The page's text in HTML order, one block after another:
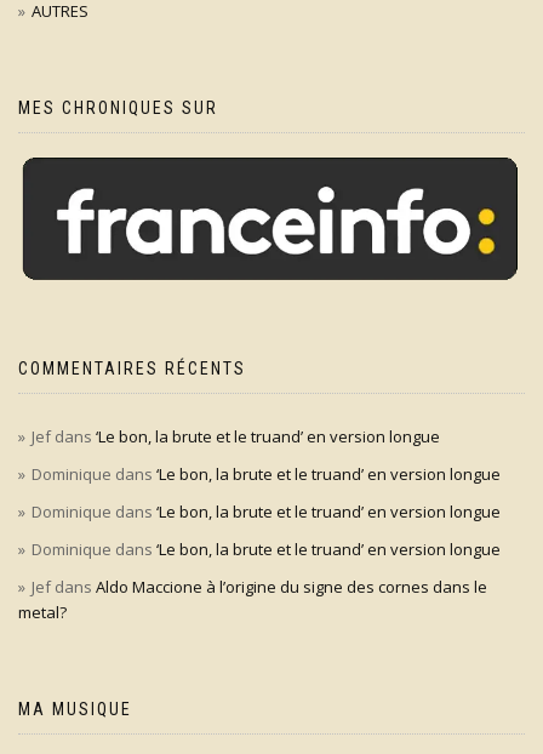
AUTRES
MES CHRONIQUES SUR
COMMENTAIRES RÉCENTS
Jefdans ‘Le bon, la brute et le truand’ en version longue
Dominique dans ‘Le bon, la brute et le truand’ en version longue
Dominique dans ‘Le bon, la brute et le truand’ en version longue
Dominique dans ‘Le bon, la brute et le truand’ en version longue
Jefdans Aldo Maccione à l’origine du signe des cornes dans le
metal?
MA MUSIQUE